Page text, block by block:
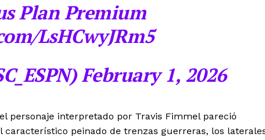
Plan Premium
LsHCwyJRm5
February 1, 2026
personaje interpretado por Travis Fimmel pareció
peinado de trenzas guerreras, los